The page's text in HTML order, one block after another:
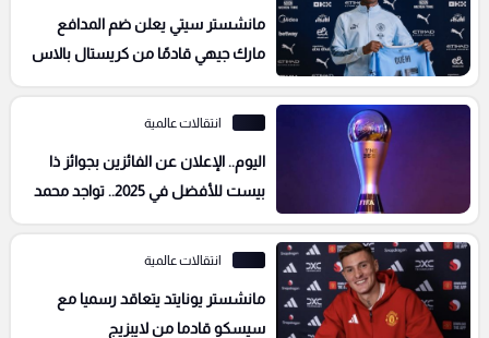
مانشستر سيتي يعلن ضم المدافع
مارك جيهي قادمًا من كريستال بالاس
انتقالات عالمية
اليوم.. الإعلان عن الفائزين بجوائز ذا
بيست للأفضل في 2025.. تواجد محمد
انتقالات عالمية
مانشستر يونايتد يتعاقد رسميا مع
سيسكو قادما من لايبزيج